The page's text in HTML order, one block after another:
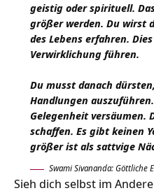
geistig oder spirituell.
größer werden. Du wirst
des Lebens erfahren.
Verwirklichung führen.
Du musst danach
Handlungen
Gelegenheit versäumen.
schaffen. Es gibt keinen
größer ist als sattvige
Swami Sivananda: Göttliche
Sieh dich selbst im